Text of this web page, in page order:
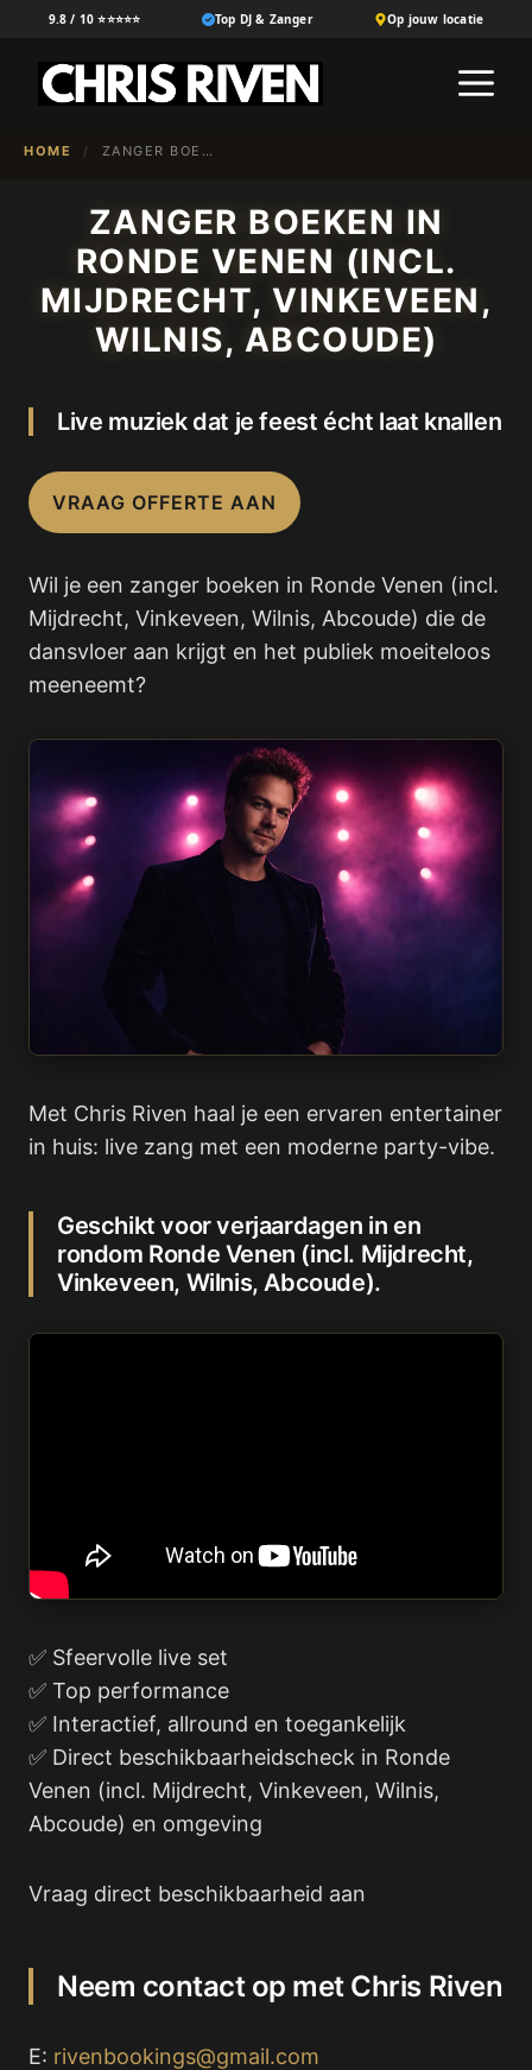
9.8 / 10 ⭐⭐⭐⭐⭐ Top DJ & Zanger Op jouw locatie
HOME / ZANGER BOEKEN IN {NL-100}
ZANGER BOEKEN IN
RONDE VENEN (INCL.
MIJDRECHT, VINKEVEEN,
WILNIS, ABCOUDE)
Live muziek dat je feest écht laat knallen
VRAAG OFFERTE AAN
Wil je een zanger boeken in Ronde Venen (incl.
Mijdrecht, Vinkeveen, Wilnis, Abcoude) die de
dansvloer aan krijgt en het publiek moeiteloos
meeneemt?
Met Chris Riven haal je een ervaren entertainer
in huis: live zang met een moderne party-vibe.
Geschikt voor verjaardagen in en
rondom Ronde Venen (incl. Mijdrecht,
Vinkeveen, Wilnis, Abcoude).
✅ Sfeervolle live set
✅ Top performance
✅ Interactief, allround en toegankelijk
✅ Direct beschikbaarheidscheck in Ronde
Venen (incl. Mijdrecht, Vinkeveen, Wilnis,
Abcoude) en omgeving
Vraag direct beschikbaarheid aan
Neem contact op met Chris Riven
E: rivenbookings@gmail.com